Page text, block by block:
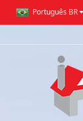
Português BR